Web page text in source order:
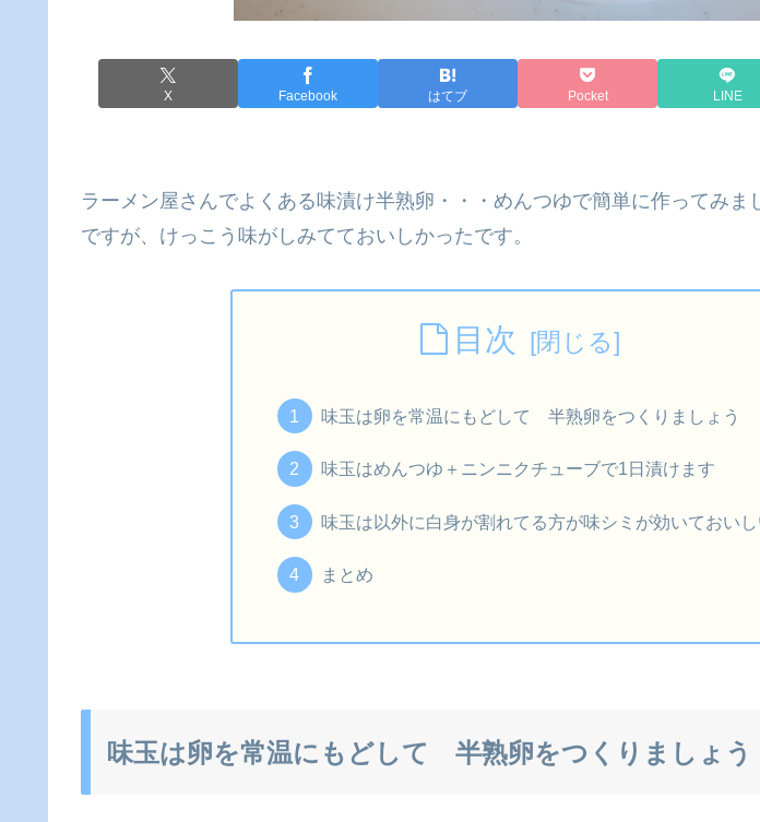
X Facebook はてブ Pocket LINE
ラーメン屋さんでよくある味漬け半熟卵・・・めんつゆで簡単に作ってみま
ですが、けっこう味がしみてておいしかったです。
目次
味玉は卵を常温にもどして 半熟卵をつくりましょう
味玉はめんつゆ＋ニンニクチューブで1日漬けます
味玉は以外に白身が割れてる方が味シミが効いておい
まとめ
味玉は卵を常温にもどして 半熟卵をつくりましょう